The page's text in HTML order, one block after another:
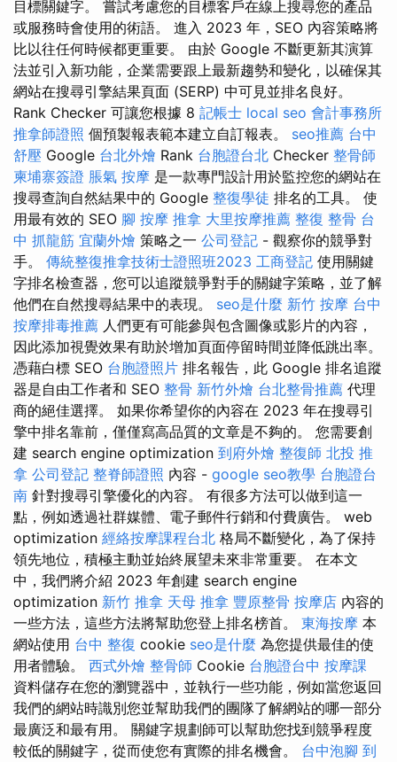
目標關鍵字。 嘗試考慮您的目標客戶在線上搜尋您的產品
或服務時會使用的術語。 進入 2023 年，SEO 內容策略將
比以往任何時候都更重要。 由於 Google 不斷更新其演算
法並引入新功能，企業需要跟上最新趨勢和變化，以確保其
網站在搜尋引擎結果頁面 (SERP) 中可見並排名良好。
Rank Checker 可讓您根據 8 記帳士 local seo 會計事務所
推拿師證照 個預製報表範本建立自訂報表。 seo推薦 台中
舒壓 Google 台北外燴 Rank 台胞證台北 Checker 整骨師
柬埔寨簽證 脹氣 按摩 是一款專門設計用於監控您的網站在
搜尋查詢自然結果中的 Google 整復學徒 排名的工具。 使
用最有效的 SEO 腳 按摩 推拿 大里按摩推薦 整復 整骨 台
中 抓龍筋 宜蘭外燴 策略之一 公司登記 - 觀察你的競爭對
手。 傳統整復推拿技術士證照班2023 工商登記 使用關鍵
字排名檢查器，您可以追蹤競爭對手的關鍵字策略，並了解
他們在自然搜尋結果中的表現。 seo是什麼 新竹 按摩 台中
按摩排毒推薦 人們更有可能參與包含圖像或影片的內容，
因此添加視覺效果有助於增加頁面停留時間並降低跳出率。
憑藉白標 SEO 台胞證照片 排名報告，此 Google 排名追蹤
器是自由工作者和 SEO 整骨 新竹外燴 台北整骨推薦 代理
商的絕佳選擇。 如果你希望你的內容在 2023 年在搜尋引
擎中排名靠前，僅僅寫高品質的文章是不夠的。 您需要創
建 search engine optimization 到府外燴 整復師 北投 推
拿 公司登記 整脊師證照 內容 - google seo教學 台胞證台
南 針對搜尋引擎優化的內容。 有很多方法可以做到這一
點，例如透過社群媒體、電子郵件行銷和付費廣告。 web
optimization 經絡按摩課程台北 格局不斷變化，為了保持
領先地位，積極主動並始終展望未來非常重要。 在本文
中，我們將介紹 2023 年創建 search engine
optimization 新竹 推拿 天母 推拿 豐原整骨 按摩店 內容的
一些方法，這些方法將幫助您登上排名榜首。 東海按摩 本
網站使用 台中 整復 cookie seo是什麼 為您提供最佳的使
用者體驗。 西式外燴 整骨師 Cookie 台胞證台中 按摩課
資料儲存在您的瀏覽器中，並執行一些功能，例如當您返回
我們的網站時識別您並幫助我們的團隊了解網站的哪一部分
最廣泛和最有用。 關鍵字規劃師可以幫助您找到競爭程度
較低的關鍵字，從而使您有實際的排名機會。 台中泡腳 到